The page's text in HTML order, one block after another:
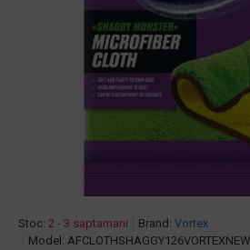
Stoc: 2 - 3 saptamani Brand: Vortex
Model: AFCLOTHSHAGGY126VORTEXNEW